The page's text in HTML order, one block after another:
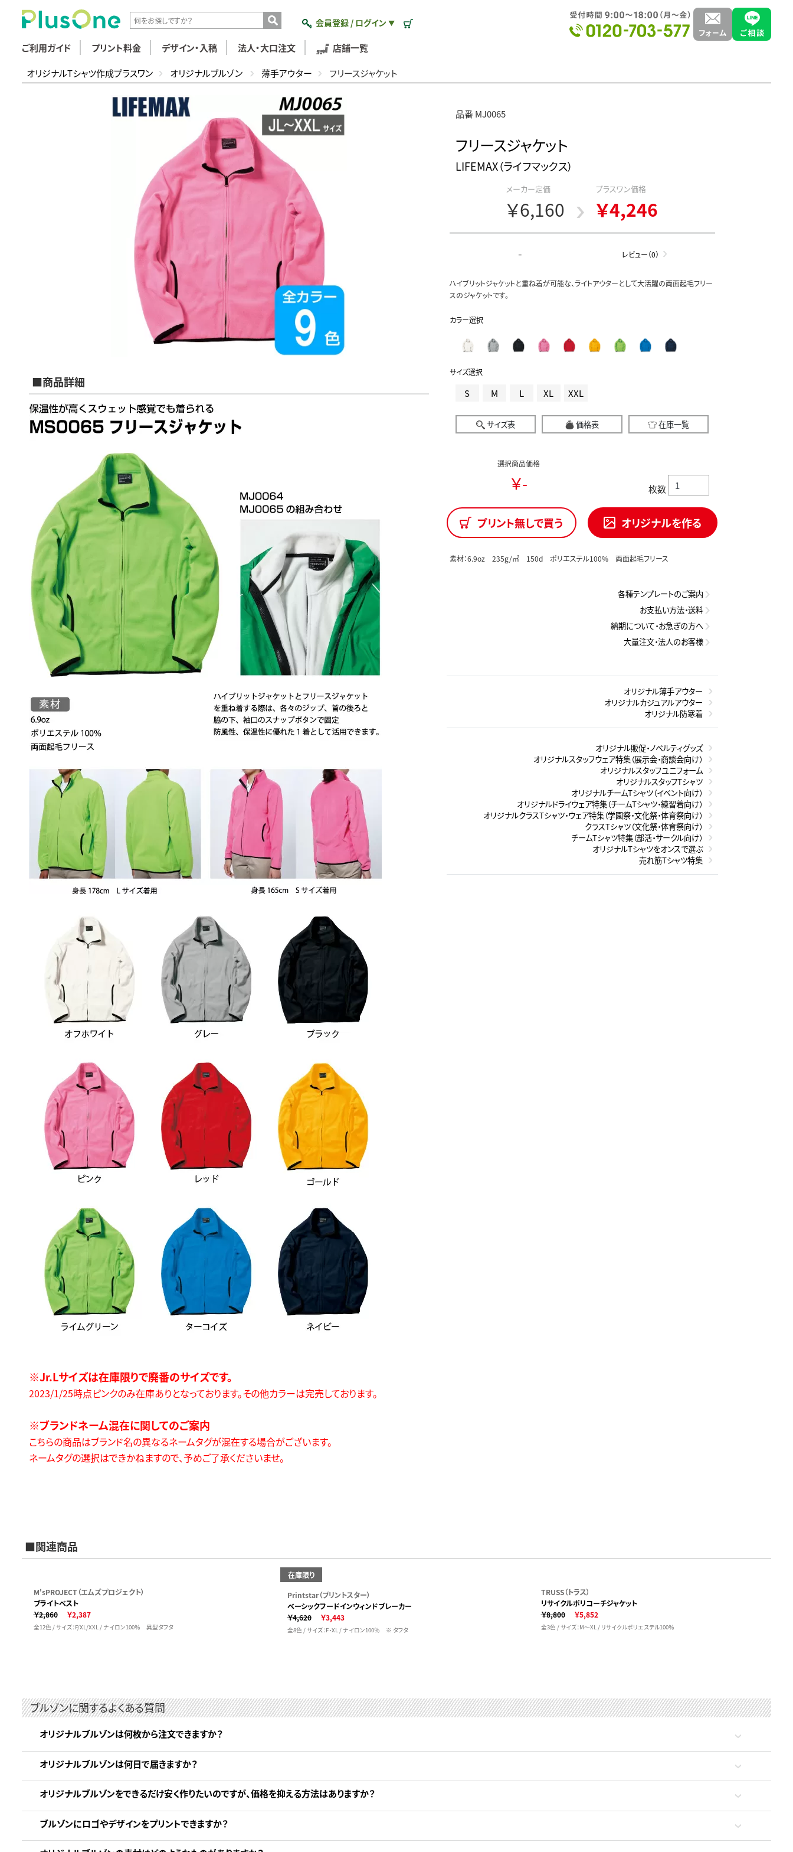
会員登録 / ログイン ▼
ご利用ガイド プリント料金 デザイン・入稿 法人・大口注文 店舗一覧
オリジナルTシャツ作成プラスワン オリジナルブルゾン 薄手アウター フリースジャケット
■商品詳細
※Jr.Lサイズは在庫限りで廃番のサイズです。
2023/1/25時点ピンクのみ在庫ありとなっております。その他カラーは完売しております。
※ブランドネーム混在に関してのご案内
こちらの商品はブランド名の異なるネームタグが混在する場合がございます。
ネームタグの選択はできかねますので、予めご了承くださいませ。
品番 MJ0065
フリースジャケット
LIFEMAX（ライフマックス）
メーカー定価
￥6,160
プラスワン価格
￥4,246
- レビュー（0）
ハイブリットジャケットと重ね着が可能な、ライトアウターとして大活躍の両面起毛フリー
スのジャケットです。
カラー選択
サイズ選択
S M L XL XXL
サイズ表 価格表 在庫一覧
選択商品価格
￥- 枚数
プリント無しで買う オリジナルを作る
素材：6.9oz 235g/㎡ 150d ポリエステル100% 両面起毛フリース
各種テンプレートのご案内
お支払い方法・送料
納期について・お急ぎの方へ
大量注文・法人のお客様
オリジナル薄手アウター
オリジナルカジュアルアウター
オリジナル防寒着
オリジナル販促・ノベルティグッズ
オリジナルスタッフウェア特集（展示会・商談会向け）
オリジナルスタッフユニフォーム
オリジナルスタッフTシャツ
オリジナルチームTシャツ（イベント向け）
オリジナルドライウェア特集（チームTシャツ・練習着向け）
オリジナルクラスTシャツ・ウェア特集（学園祭・文化祭・体育祭向け）
クラスTシャツ（文化祭・体育祭向け）
チームTシャツ特集（部活・サークル向け）
オリジナルTシャツをオンスで選ぶ
売れ筋Tシャツ特集
■関連商品
M'sPROJECT（エムズプロジェクト）
ブライトベスト
￥2,860
￥2,387
全12色 / サイズ：F/XL/XXL / ナイロン100％ 異型タフタ
在庫限り
Printstar（プリントスター）
ベーシックフードインウィンドブレーカー
￥4,620
￥3,443
全8色 / サイズ：F・XL / ナイロン100％ ※ タフタ
TRUSS（トラス）
リサイクルポリコーチジャケット
￥8,800
￥5,852
全3色 / サイズ：M～XL / リサイクルポリエステル100％
ブルゾンに関するよくある質問
オリジナルブルゾンは何枚から注文できますか？
オリジナルブルゾンは何日で届きますか？
オリジナルブルゾンをできるだけ安く作りたいのですが、価格を抑える方法はありますか？
ブルゾンにロゴやデザインをプリントできますか？